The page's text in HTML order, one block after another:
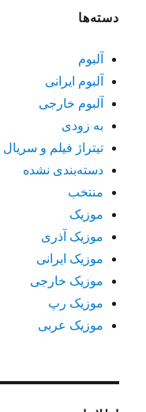
دسته‌ها
آلبوم
آلبوم ایرانی
آلبوم خارجی
به زودی
تیتراژ فیلم و سریال
دسته‌بندی نشده
منتخب
موزیک
موزیک آذری
موزیک ایرانی
موزیک خارجی
موزیک رپ
موزیک عربی